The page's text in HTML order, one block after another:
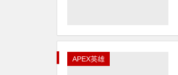
APEX英雄